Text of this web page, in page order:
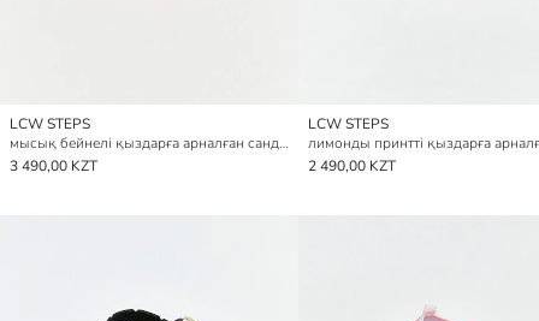
LCW STEPS
мысық бейнелі қыздарға арналған сандалдар
3 490,00 KZT
LCW STEPS
2 490,00 KZT